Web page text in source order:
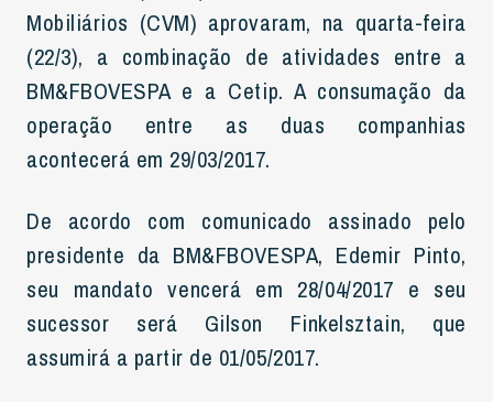
Mobiliários (CVM) aprovaram, na quarta-feira
(22/3), a combinação de atividades entre a
BM&FBOVESPA e a Cetip. A consumação da
operação entre as duas companhias
acontecerá em 29/03/2017.
De acordo com comunicado assinado pelo
presidente da BM&FBOVESPA, Edemir Pinto,
seu mandato vencerá em 28/04/2017 e seu
sucessor será Gilson Finkelsztain, que
assumirá a partir de 01/05/2017.